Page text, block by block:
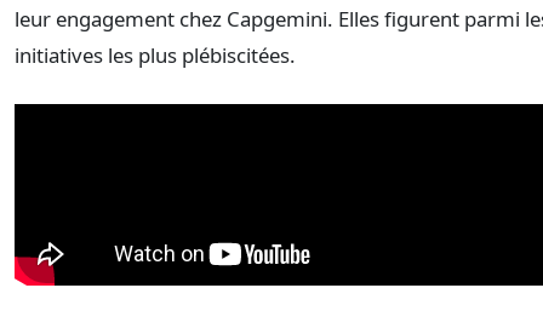
leur engagement chez Capgemini. Elles figurent parmi
initiatives les plus plébiscitées.